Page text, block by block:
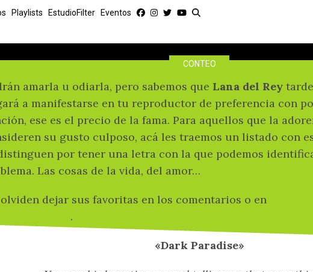
Playlists EstudioFilter Eventos
CONTEO
amarla u odiarla, pero sabemos que Lana del Rey
a manifestarse en tu reproductor de preferencia con
ese es el precio de la fama. Para aquellos que la
su gusto culposo, acá les traemos un listado con
por tener una letra con la que podemos
Las cosas de la vida, del amor…
dejar sus favoritas en los comentarios o en
.
«Dark Paradise»